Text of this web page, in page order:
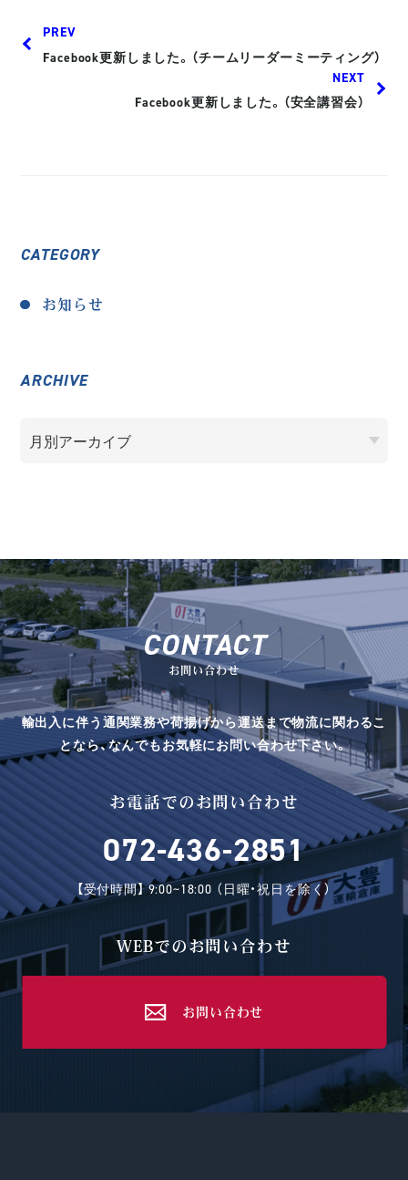
PREV
Facebook更新しました。（チームリーダーミーティング）
NEXT
Facebook更新しました。（安全講習会）
CATEGORY
お知らせ
ARCHIVE
CONTACT
お問い合わせ
輸出入に伴う通関業務や荷揚げから運送まで物流に関わるこ
となら、なんでもお気軽にお問い合わせ下さい。
お電話でのお問い合わせ
072-436-2851
【受付時間】 9:00~18:00 （日曜・祝日を除く）
WEBでのお問い合わせ
お問い合わせ